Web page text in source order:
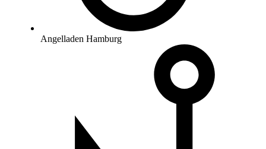
Angelladen Hamburg